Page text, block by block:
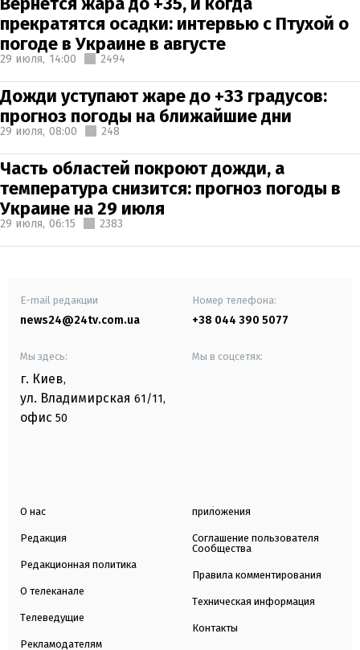
прекратятся осадки: интервью с Птухой о
погоде в Украине в августе
29 июля, 14:00 2494
Дожди уступают жаре до +33 градусов:
прогноз погоды на ближайшие дни
29 июля, 08:00 248
Часть областей покроют дожди, а
температура снизится: прогноз погоды в
Украине на 29 июля
29 июля, 06:15 2383
E-mail редакции
news24@24tv.com.ua
Номер телефона:
+38 044 390 5077
Мы здесь:
г. Киев,
ул. Владимирская 61/11,
офис 50
Мы в соцсетях:
О нас
Редакция
Редакционная политика
О телеканале
Телеведущие
Рекламодателям
приложения
Соглашение пользователя
Сообщества
Правила комментирования
Техническая информация
Контакты